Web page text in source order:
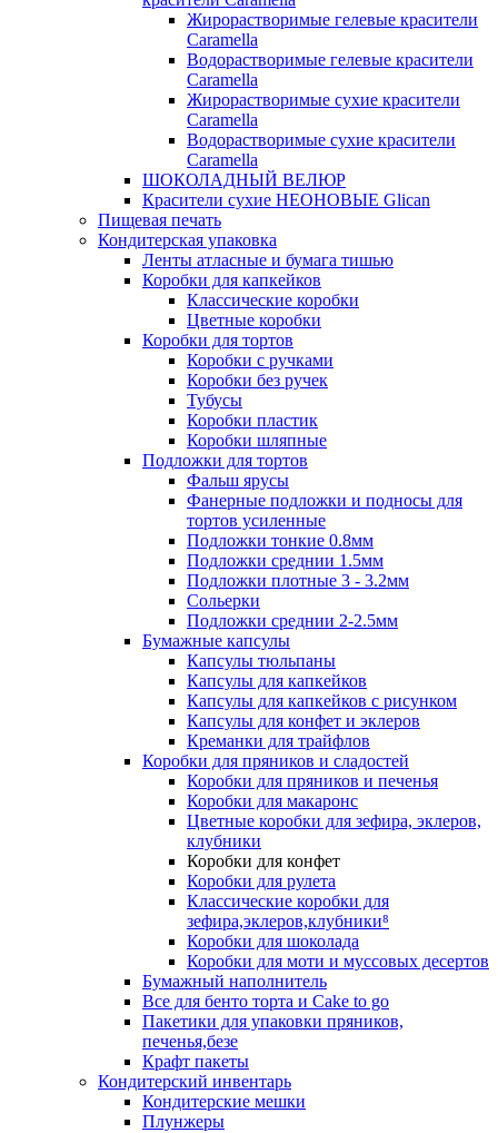
Жирорастворимые гелевые красители
Caramella
Водорастворимые гелевые красители
Caramella
Жирорастворимые сухие красители
Caramella
Водорастворимые сухие красители
Caramella
ШОКОЛАДНЫЙ ВЕЛЮР
Красители сухие НЕОНОВЫЕ Glican
Пищевая печать
Кондитерская упаковка
Ленты атласные и бумага тишью
Коробки для капкейков
Классические коробки
Цветные коробки
Коробки для тортов
Коробки с ручками
Коробки без ручек
Тубусы
Коробки пластик
Коробки шляпные
Подложки для тортов
Фальш ярусы
Фанерные подложки и подносы для
тортов усиленные
Подложки тонкие 0.8мм
Подложки среднии 1.5мм
Подложки плотные 3 - 3.2мм
Сольерки
Подложки среднии 2-2.5мм
Бумажные капсулы
Капсулы тюльпаны
Капсулы для капкейков
Капсулы для капкейков с рисунком
Капсулы для конфет и эклеров
Креманки для трайфлов
Коробки для пряников и сладостей
Коробки для пряников и печенья
Коробки для макаронс
Цветные коробки для зефира, эклеров,
клубники
Коробки для конфет
Коробки для рулета
Классические коробки для
зефира,эклеров,клубники⁸
Коробки для шоколада
Коробки для моти и муссовых десертов
Бумажный наполнитель
Все для бенто торта и Cake to go
Пакетики для упаковки пряников,
печенья,безе
Крафт пакеты
Кондитерский инвентарь
Кондитерские мешки
Плунжеры